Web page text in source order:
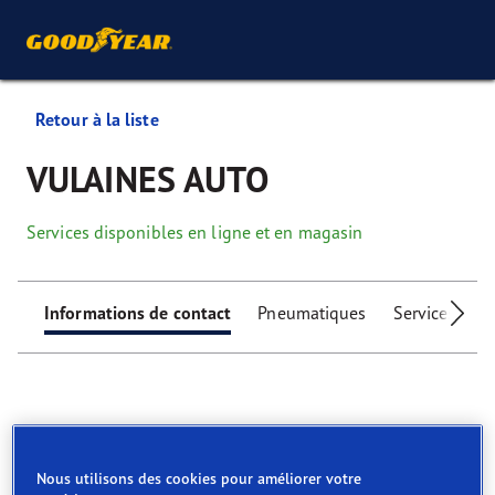
Retour à la liste
VULAINES AUTO
Services disponibles en ligne et en magasin
Informations de contact Pneumatiques Services
Find your tyres
Nous utilisons des cookies pour améliorer votre